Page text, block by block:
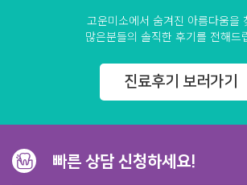
고운미소에서 숨겨진 아름다움을
많은분들의 솔직한 후기를 전해드
진료후기 보러가기
빠른 상담 신청하세요!